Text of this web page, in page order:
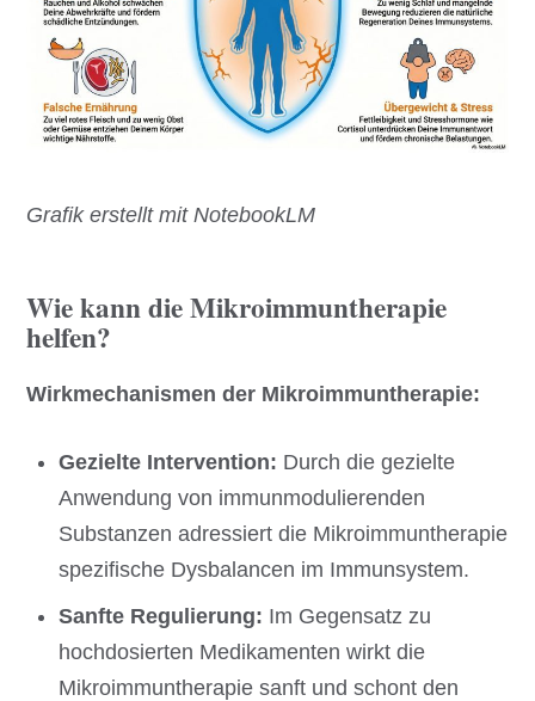
Grafik erstellt mit NotebookLM
Wie kann die Mikroimmuntherapie
helfen?
Wirkmechanismen der Mikroimmuntherapie:
Gezielte Intervention: Durch die gezielte
Anwendung von immunmodulierenden
Substanzen adressiert die Mikroimmuntherapie
spezifische Dysbalancen im Immunsystem.
Sanfte Regulierung: Im Gegensatz zu
hochdosierten Medikamenten wirkt die
Mikroimmuntherapie sanft und schont den